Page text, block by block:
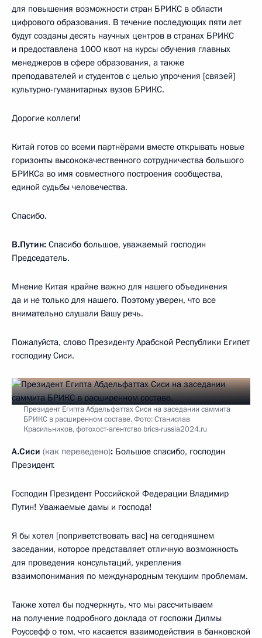
для повышения возможности стран БРИКС в области
цифрового образования. В течение последующих пяти лет
будут созданы десять научных центров в странах БРИКС
и предоставлена 1000 квот на курсы обучения главных
менеджеров в сфере образования, а также
преподавателей и студентов с целью упрочения [связей]
культурно-гуманитарных вузов БРИКС.
Дорогие коллеги!
Китай готов со всеми партнёрами вместе открывать новые
горизонты высококачественного сотрудничества большого
БРИКСа во имя совместного построения сообщества,
единой судьбы человечества.
Спасибо.
В.Путин: Спасибо большое, уважаемый господин
Председатель.
Мнение Китая крайне важно для нашего объединения
да и не только для нашего. Поэтому уверен, что все
внимательно слушали Вашу речь.
Пожалуйста, слово Президенту Арабской Республики Египет
господину Сиси.
Президент Египта Абдельфаттах Сиси на заседании саммита
БРИКС в расширенном составе. Фото: Станислав
Красильников, фотохост-агентство brics-russia2024.ru
А.Сиси (как переведено): Большое спасибо, господин
Президент.
Господин Президент Российской Федерации Владимир
Путин! Уважаемые дамы и господа!
Я бы хотел [поприветствовать вас] на сегодняшнем
заседании, которое представляет отличную возможность
для проведения консультаций, укрепления
взаимопонимания по международным текущим проблемам.
Также хотел бы подчеркнуть, что мы рассчитываем
на получение подробного доклада от госпожи Дилмы
Роуссефф о том, что касается взаимодействия в банковской